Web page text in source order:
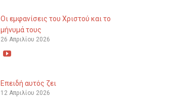
Οι εμφανίσεις του Χριστού και το
μήνυμά τους
26 Απριλίου 2026

Επειδή αυτός ζει
12 Απριλίου 2026